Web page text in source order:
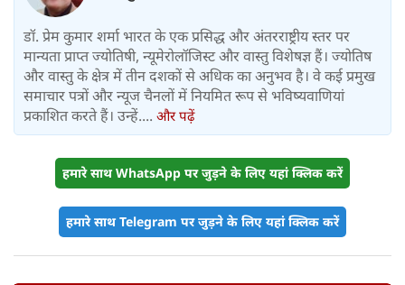
डॉ. प्रेम कुमार शर्मा भारत के एक प्रसिद्ध और अंतरराष्ट्रीय स्तर पर
मान्यता प्राप्त ज्योतिषी, न्यूमेरोलॉजिस्ट और वास्तु विशेषज्ञ हैं। ज्योतिष
और वास्तु के क्षेत्र में तीन दशकों से अधिक का अनुभव है। वे कई प्रमुख
समाचार पत्रों और न्यूज चैनलों में नियमित रूप से भविष्यवाणियां
प्रकाशित करते हैं। उन्हें.... और पढ़ें
हमारे साथ WhatsApp पर जुड़ने के लिए यहां क्लिक करें
हमारे साथ Telegram पर जुड़ने के लिए यहां क्लिक करें